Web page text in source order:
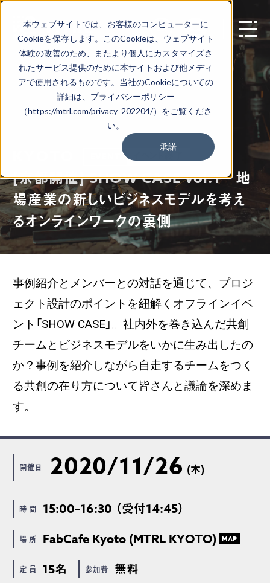
本ウェブサイトでは、お客様のコンピューターに
Cookieを保存します。このCookieは、ウェブサイト
体験の改善のため、またより個人にカスタマイズさ
れたサービス提供のために本サイトおよび他メディ
アで使用されるものです。当社のCookieについての
詳細は、プライバシーポリシー
（https://mtrl.com/privacy_202204/）をご覧くださ
い。
承諾
EN
イベント終了
[京都開催] SHOW CASE vol.1 地
場産業の新しいビジネスモデルを考え
るオンラインワークの裏側
事例紹介とメンバーとの対話を通じて、プロジ
ェクト設計のポイントを紐解くオフラインイベ
ント「SHOW CASE」。社内外を巻き込んだ共創
チームとビジネスモデルをいかに生み出したの
か？事例を紹介しながら自走するチームをつく
る共創の在り方について皆さんと議論を深めま
す。
開催日 2020/11/26 (木)
時 間 15:00–16:30 （受付14:45）
場 所 FabCafe Kyoto (MTRL KYOTO) MAP
定 員 15名 参加費 無料